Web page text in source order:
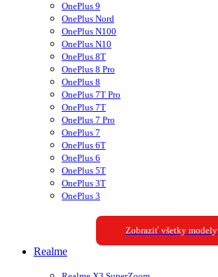
OnePlus 9
OnePlus Nord
OnePlus N100
OnePlus N10
OnePlus 8T
OnePlus 8 Pro
OnePlus 8
OnePlus 7T Pro
OnePlus 7T
OnePlus 7 Pro
OnePlus 7
OnePlus 6T
OnePlus 6
OnePlus 5T
OnePlus 3T
OnePlus 3
Zobraziť všetky modely
Realme